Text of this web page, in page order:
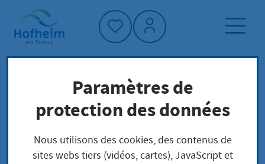
Accueil"
Page d'accueil
Trouver un service
Préoccupations locales
Aufstellung eines Prostitutionsfahrzeugs
melden
Paramètres de
protection des données
Nous utilisons des cookies, des contenus de
sites webs tiers (vidéos, cartes), JavaScript et